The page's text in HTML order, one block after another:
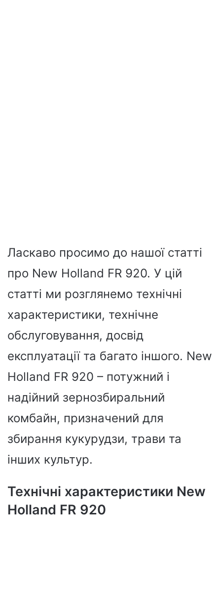
Ласкаво просимо до нашої статті
про New Holland FR 920. У цій
статті ми розглянемо технічні
характеристики, технічне
обслуговування, досвід
експлуатації та багато іншого. New
Holland FR 920 – потужний і
надійний зернозбиральний
комбайн, призначений для
збирання кукурудзи, трави та
інших культур.
Технічні характеристики New
Holland FR 920